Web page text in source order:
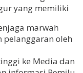
yang memiliki
marwah
oleh
ke Media dan